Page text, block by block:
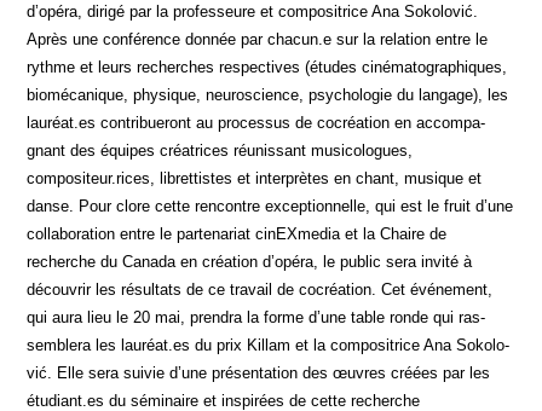
d’opéra, diri­gé par la pro­fes­seure et com­po­si­trice Ana Soko­lo­vić.
Après une confé­rence don­née par chacun.e sur la rela­tion entre le
rythme et leurs recherches res­pec­tives (études ciné­ma­to­gra­phiques,
bio­mé­ca­nique, phy­sique, neu­ros­cience, psy­cho­lo­gie du lan­gage), les
lauréat.es contri­bue­ront au pro­ces­sus de cocréa­tion en accom­pa­
gnant des équipes créa­trices réunis­sant musi­co­logues,
compositeur.rices, libret­tistes et inter­prètes en chant, musique et
danse. Pour clore cette ren­contre excep­tion­nelle, qui est le fruit d’une
col­la­bo­ra­tion entre le par­te­na­riat cinEX­me­dia et la Chaire de
recherche du Cana­da en créa­tion d’opéra, le public sera invi­té à
décou­vrir les résul­tats de ce tra­vail de cocréa­tion. Cet évé­ne­ment,
qui aura lieu le 20 mai, pren­dra la forme d’une table ronde qui ras­
sem­ble­ra les lauréat.es du prix Killam et la com­po­si­trice Ana Soko­lo­
vić. Elle sera sui­vie d’une pré­sen­ta­tion des œuvres créées par les
étudiant.es du sémi­naire et ins­pi­rées de cette recherche